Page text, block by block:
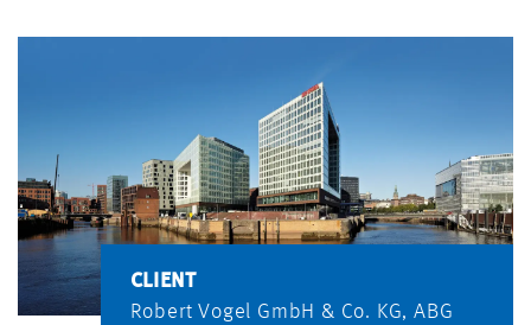
PROJETS
CLIENT
Robert Vogel GmbH & Co. KG, ABG